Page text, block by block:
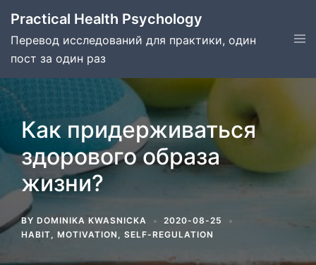
content
Practical Health Psychology
Перевод исследований для практики, один
пост за один раз
Как придерживаться
здорового образа
жизни?
BY DOMINIKA KWASNICKA
2020-08-25
HABIT, MOTIVATION , SELF-REGULATION